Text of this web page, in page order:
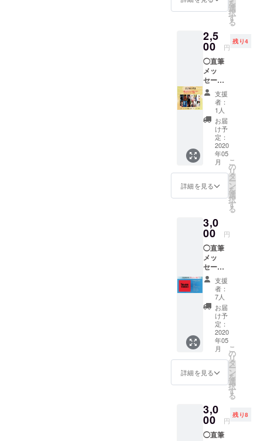
グ】1点
みの金
額で
す。
す。 備
考欄に
のお名
前（本
名や
ニック
ネーム
など）
をご入
力お願
いしま
す。 ※
クラウ
ドファ
ンディ
ング限
定 ◯犬
塚バン
ド
枚 ※送
料込み
の金額
です。
を
選
択
す
る
2,5
00 円
残り4
◯直筆
メッ
セージ
カード
をお届
けしま
す♡
メッ
セージ
カード
にお客
様のお
名前を
書きま
す。 備
考欄に
のお名
前（本
名や
ニック
ネーム
など）
をご入
力お願
いしま
す。 ※
クラウ
ドファ
ンディ
ング限
定 ◯犬
塚アー
ティス
ブック
付 ※送
料込み
の金額
支援
者：
1人
お届
け予
定：
2020
年05
月
詳細を見る
こ
の
リ
タ
ー
ン
を
選
択
す
る
3,0
00 円
◯直筆
メッ
セージ
カード
をお届
けしま
す♡
メッ
セージ
カード
にお客
様のお
名前を
書きま
す。 備
考欄に
のお名
前（本
名や
ニック
支援
者：
7人
お届
け予
定：
2020
年05
月
詳細を見る
こ
の
リ
タ
ー
ン
を
選
択
す
る
3,0
00 円
残り8
◯直筆